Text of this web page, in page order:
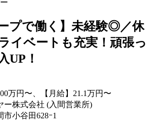
プで働く】未経験◎／休
イベートも充実！頑張っ
UP！
万円〜、【月給】21.1万円〜
ー株式会社 (入間営業所)
市小谷田628ｰ1